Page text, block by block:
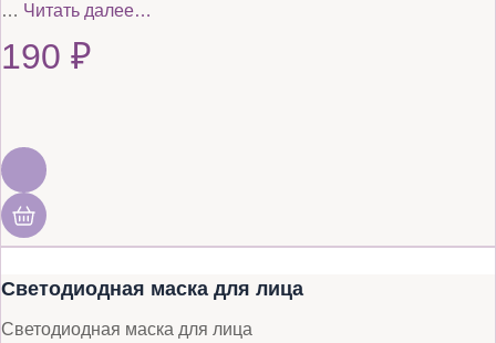
… Читать далее…
190 ₽
Светодиодная маска для лица
Светодиодная маска для лица